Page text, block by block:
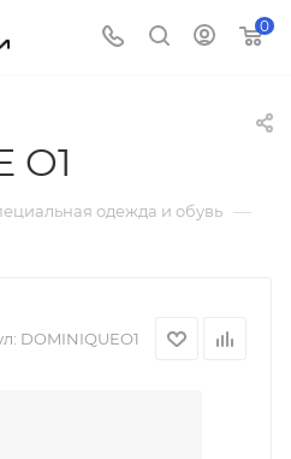
0
O1
одежда и обувь —
DOMINIQUEO1